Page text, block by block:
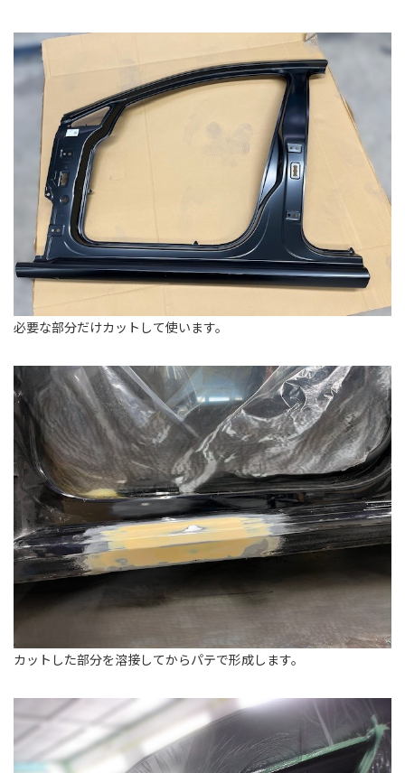
必要な部分だけカットして使います。
カットした部分を溶接してからパテで形成します。